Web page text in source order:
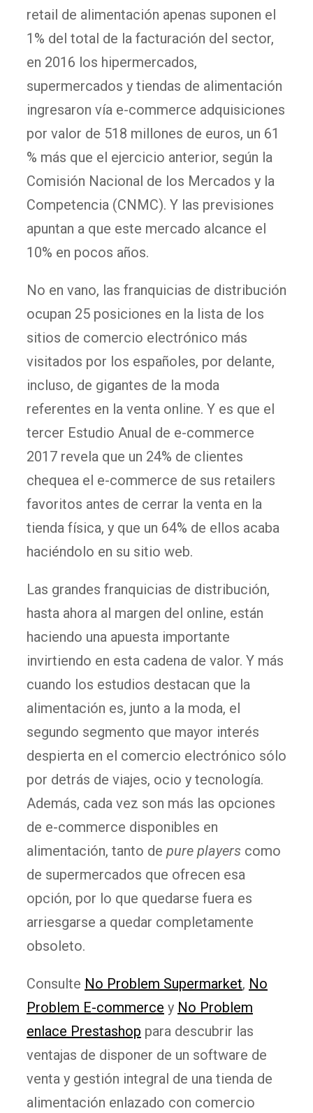
retail de alimentación apenas suponen el
1% del total de la facturación del sector,
en 2016 los hipermercados,
supermercados y tiendas de alimentación
ingresaron vía e-commerce adquisiciones
por valor de 518 millones de euros, un 61
% más que el ejercicio anterior, según la
Comisión Nacional de los Mercados y la
Competencia (CNMC). Y las previsiones
apuntan a que este mercado alcance el
10% en pocos años.
No en vano, las franquicias de distribución
ocupan 25 posiciones en la lista de los
sitios de comercio electrónico más
visitados por los españoles, por delante,
incluso, de gigantes de la moda
referentes en la venta online. Y es que el
tercer Estudio Anual de e-commerce
2017 revela que un 24% de clientes
chequea el e-commerce de sus retailers
favoritos antes de cerrar la venta en la
tienda física, y que un 64% de ellos acaba
haciéndolo en su sitio web.
Las grandes franquicias de distribución,
hasta ahora al margen del online, están
haciendo una apuesta importante
invirtiendo en esta cadena de valor. Y más
cuando los estudios destacan que la
alimentación es, junto a la moda, el
segundo segmento que mayor interés
despierta en el comercio electrónico sólo
por detrás de viajes, ocio y tecnología.
Además, cada vez son más las opciones
de e-commerce disponibles en
alimentación, tanto de pure players como
de supermercados que ofrecen esa
opción, por lo que quedarse fuera es
arriesgarse a quedar completamente
obsoleto.
Consulte No Problem Supermarket, No
Problem E-commerce y No Problem
enlace Prestashop para descubrir las
ventajas de disponer de un software de
venta y gestión integral de una tienda de
alimentación enlazado con comercio